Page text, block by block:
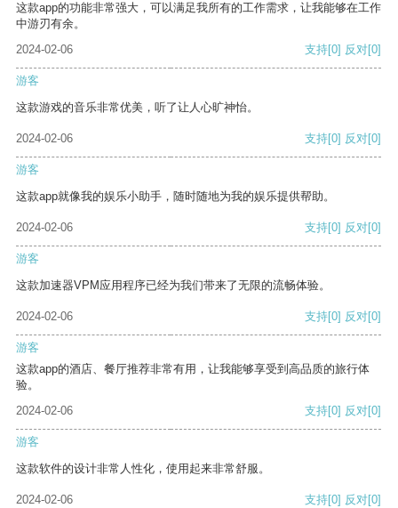
这款app的功能非常强大，可以满足我所有的工作需求，让我能够在工作
中游刃有余。
2024-02-06
支持[0] 反对[0]
游客
这款游戏的音乐非常优美，听了让人心旷神怡。
2024-02-06 支持[0] 反对[0]
游客
这款app就像我的娱乐小助手，随时随地为我的娱乐提供帮助。
2024-02-06 支持[0] 反对[0]
游客
这款加速器VPM应用程序已经为我们带来了无限的流畅体验。
2024-02-06 支持[0] 反对[0]
游客
这款app的酒店、餐厅推荐非常有用，让我能够享受到高品质的旅行体
验。
2024-02-06
支持[0] 反对[0]
游客
这款软件的设计非常人性化，使用起来非常舒服。
2024-02-06 支持[0] 反对[0]